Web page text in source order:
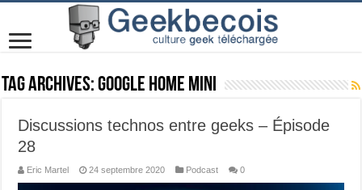
Tag Archives:Google Home Mini
Discussions technos entre geeks – Épisode
28
Eric Martel 24 septembre 2020 Podcast 0